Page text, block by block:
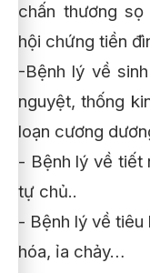
chấn thương
hội chứng tiền
-Bệnh lý về
nguyệt, thống
loạn cương
- Bệnh lý về tiết
tự chủ..
- Bệnh lý về tiêu
hóa, ỉa chảy…